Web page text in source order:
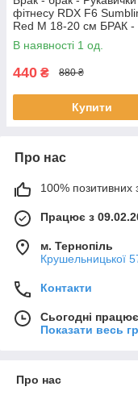
фітнесу RDX F6
Red M 18-20 см БРАК
В наявності 1 од.
440 ₴ 880 ₴
Купити
Про нас
100% позитивних
Працює з
м. Тернопіль
Крушельницької
Контакти
Сьогодні
Показати весь
Про нас